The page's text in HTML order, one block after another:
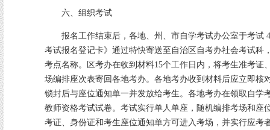
六、组织考试
报名工作结束后，各地、州、市自学考试办公室于考试
考试报名登记卡》通过特快寄送至自治区自考办社会考试科
考点名称。区考办在收到材料15个工作日内，将考生准考证
场编排座次表寄回各地考办。各地考办收到材料后应立即核
锁封后与座位通知单一并发放给考生。各地考办在领取自学
教师资格考试试卷。考试实行单人单座，随机编排考场和座
考证、身份证和考生座位通知单方可进入考场，并实行应考